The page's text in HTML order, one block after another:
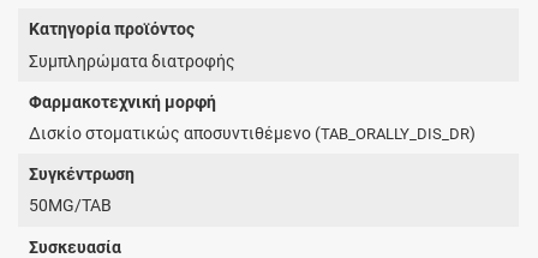
Κατηγορία προϊόντος
Συμπληρώματα διατροφής
Φαρμακοτεχνική μορφή
Δισκίο στοματικώς αποσυντιθέμενο (TAB_ORALLY_DIS_DR)
Συγκέντρωση
50MG/TAB
Συσκευασία